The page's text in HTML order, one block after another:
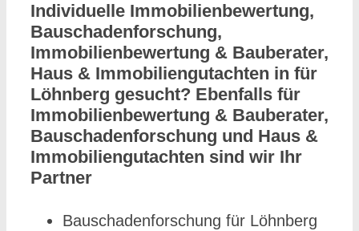
Individuelle Immobilienbewertung,
Bauschadenforschung,
Immobilienbewertung & Bauberater,
Haus & Immobiliengutachten in für
Löhnberg gesucht? Ebenfalls für
Immobilienbewertung & Bauberater,
Bauschadenforschung und Haus &
Immobiliengutachten sind wir Ihr
Partner
Bauschadenforschung für Löhnberg